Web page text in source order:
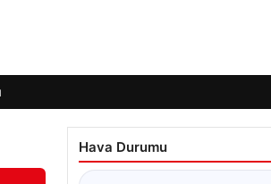
Hava Durumu